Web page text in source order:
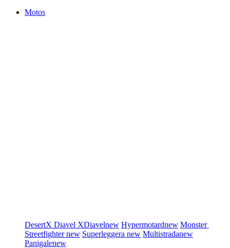
Motos
DesertX Diavel XDiavelnew Hypermotardnew Monster
Streetfighternew Superleggera new Multistradanew
Panigalenew